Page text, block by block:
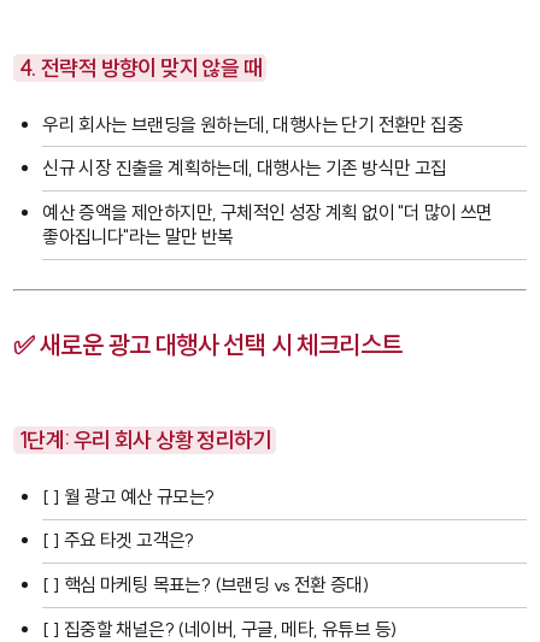
4. 전략적 방향이 맞지 않을 때
우리 회사는 브랜딩을 원하는데, 대행사는 단기 전환만 집중
신규 시장 진출을 계획하는데, 대행사는 기존 방식만 고집
예산 증액을 제안하지만, 구체적인 성장 계획 없이 "더 많이 쓰면
좋아집니다"라는 말만 반복
✅ 새로운 광고 대행사 선택 시 체크리스트
1단계: 우리 회사 상황 정리하기
[ ] 월 광고 예산 규모는?
[ ] 주요 타겟 고객은?
[ ] 핵심 마케팅 목표는? (브랜딩 vs 전환 증대)
[ ] 집중할 채널은? (네이버, 구글, 메타, 유튜브 등)